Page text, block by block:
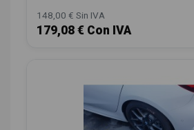
148,00 € Sin IVA
179,08 € Con IVA